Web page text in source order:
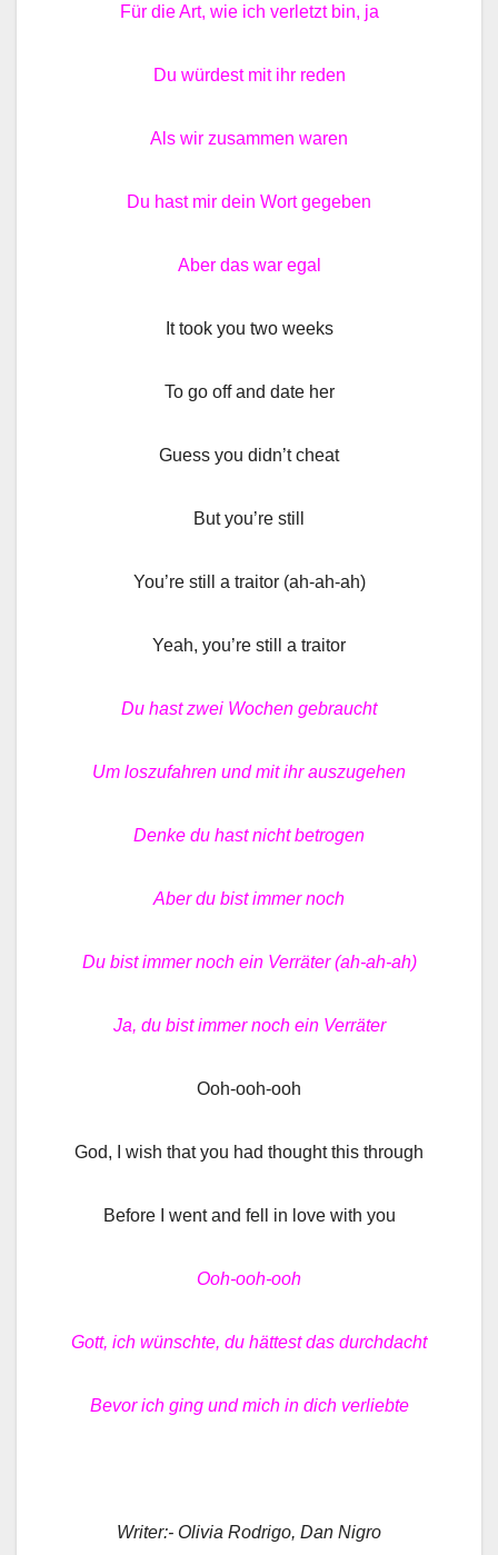
Für die Art, wie ich verletzt bin, ja
Du würdest mit ihr reden
Als wir zusammen waren
Du hast mir dein Wort gegeben
Aber das war egal
It took you two weeks
To go off and date her
Guess you didn’t cheat
But you’re still
You’re still a traitor (ah-ah-ah)
Yeah, you’re still a traitor
Du hast zwei Wochen gebraucht
Um loszufahren und mit ihr auszugehen
Denke du hast nicht betrogen
Aber du bist immer noch
Du bist immer noch ein Verräter (ah-ah-ah)
Ja, du bist immer noch ein Verräter
Ooh-ooh-ooh
God, I wish that you had thought this through
Before I went and fell in love with you
Ooh-ooh-ooh
Gott, ich wünschte, du hättest das durchdacht
Bevor ich ging und mich in dich verliebte
Writer:- Olivia Rodrigo, Dan Nigro